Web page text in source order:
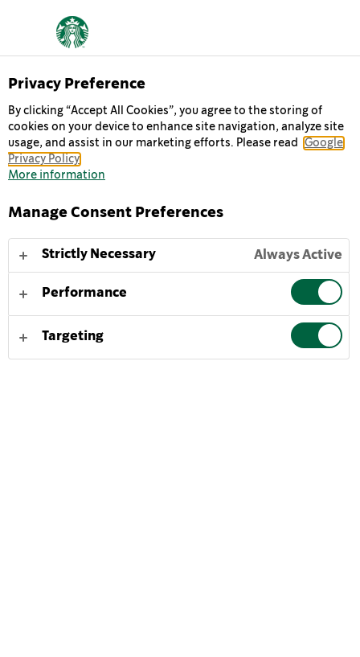
Chilled Classics
MULTISERVE
CAPPUCCINO
Starbucks® Multiserve Cappuccino: Gekühlte Mischung
einem Hauch Kakao, jetzt erhältlich für zu Hause. Der
Verpackung für mehr Kaffeemomente.
Unser köstlicher Starbucks® Multiserve Cappuccino
schmeckt am besten gekühlt oder auf Eis und leicht
geschüttelt, um die Aromen zu aktivieren.
Privacy Preference
By clicking “Accept All Cookies”, you agree to the storing of
cookies on your device to enhance site navigation, analyze site
usage, and assist in our marketing efforts. Please read
Google
Privacy Policy
More information
Manage Consent Preferences
Strictly Necessary Always Active
Performance
Targeting